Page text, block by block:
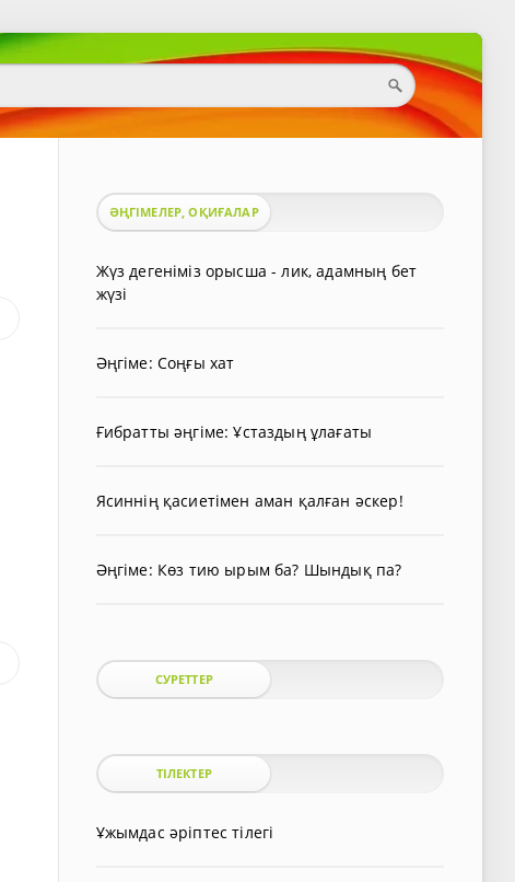
ӘҢГІМЕЛЕР, ОҚИҒАЛАР
Жүз дегеніміз орысша - лик, адамның бет
жүзі
Әңгіме: Соңғы хат
Ғибратты әңгіме: Ұстаздың ұлағаты
Ясиннің қасиетімен аман қалған әскер!
Әңгіме: Көз тию ырым ба? Шындық па?
СУРЕТТЕР
ТІЛЕКТЕР
Ұжымдас әріптес тілегі